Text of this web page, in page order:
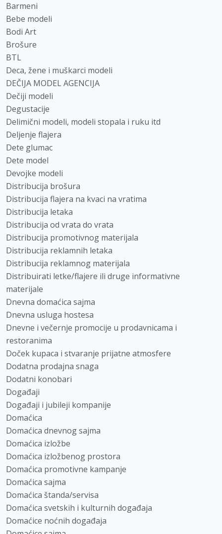
Barmeni
Bebe modeli
Bodi Art
Brošure
BTL
Deca, žene i muškarci modeli
DEČIJA MODEL AGENCIJA
Dečiji modeli
Degustacije
Delimični modeli, modeli stopala i ruku itd
Deljenje flajera
Dete glumac
Dete model
Devojke modeli
Distribucija brošura
Distribucija flajera na kvaci na vratima
Distribucija letaka
Distribucija od vrata do vrata
Distribucija promotivnog materijala
Distribucija reklamnih letaka
Distribucija reklamnog materijala
Distribuirati letke/flajere ili druge informativne
materijale
Dnevna domaćica sajma
Dnevna usluga hostesa
Dnevne i večernje promocije u prodavnicama i
restoranima
Doček kupaca i stvaranje prijatne atmosfere
Dodatna prodajna snaga
Dodatni konobari
Događaji
Događaji i jubileji kompanije
Domaćica
Domaćica dnevnog sajma
Domaćica izložbe
Domaćica izložbenog prostora
Domaćica promotivne kampanje
Domaćica sajma
Domaćica štanda/servisa
Domaćica svetskih i kulturnih događaja
Domaćice noćnih događaja